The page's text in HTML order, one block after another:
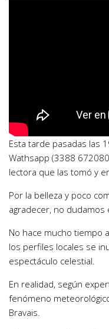
Esta tarde pasadas las
Wathsapp (3388
lectora que las tomó y
Por la belleza y poco
agradecer, no dudamos
No hace mucho tiempo
los perfiles locales se
espectáculo celestial.
En realidad, según
fenómeno
Bravais.